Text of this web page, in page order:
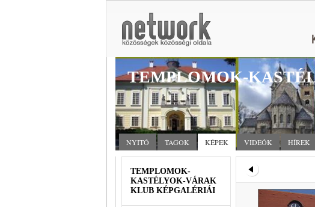
TEMPLOMOK-
NYITÓ TAGOK KÉPEK VIDEÓK HÍREK
TEMPLOMOK-
KASTÉLYOK-VÁRAK
KLUB KÉPGALÉRIÁI